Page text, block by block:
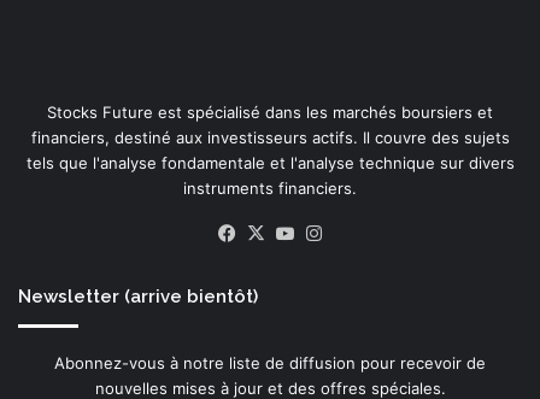
Stocks Future est spécialisé dans les marchés boursiers et
financiers, destiné aux investisseurs actifs. Il couvre des sujets
tels que l'analyse fondamentale et l'analyse technique sur divers
instruments financiers.
Facebook
X YouTube
Newsletter (arrive bientôt)
Abonnez-vous à notre liste de diffusion pour recevoir de
nouvelles mises à jour et des offres spéciales.